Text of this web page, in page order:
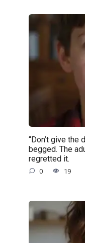
“Don’t give the
begged. The
regretted it.
0 19